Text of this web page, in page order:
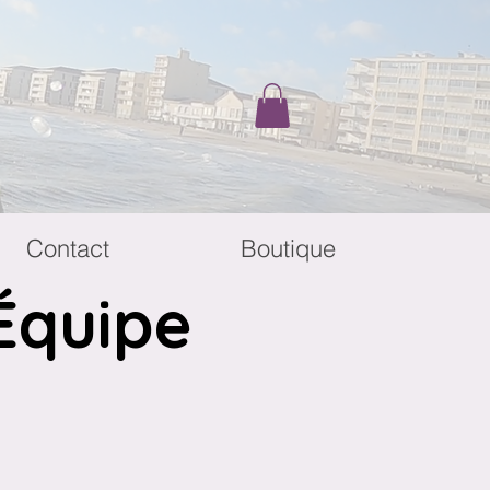
Contact Boutique